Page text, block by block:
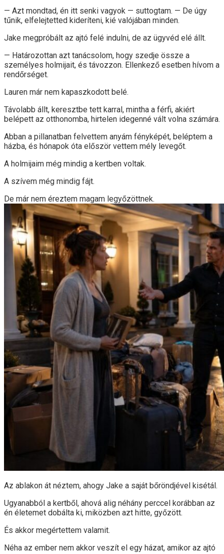
— Azt mondtad, én itt senki vagyok — suttogtam. — De úgy
tűnik, elfelejtetted kideríteni, kié valójában minden.
Jake megpróbált az ajtó felé indulni, de az ügyvéd elé állt.
— Határozottan azt tanácsolom, hogy szedje össze a
személyes holmijait, és távozzon. Ellenkező esetben hívom a
rendőrséget.
Lauren már nem kapaszkodott belé.
Távolabb állt, keresztbe tett karral, mintha a férfi, akiért
belépett az otthonomba, hirtelen idegenné vált volna számára.
Abban a pillanatban felvettem anyám fényképét, beléptem a
házba, és hónapok óta először vettem mély levegőt.
A holmijaim még mindig a kertben voltak.
A szívem még mindig fájt.
De már nem éreztem magam legyőzöttnek.
Az ablakon át néztem, ahogy Jake a saját bőröndjével kisétál.
Ugyanabból a kertből, ahová alig néhány perccel korábban az
én életemet dobálta ki, miközben azt hitte, győzött.
És akkor megértettem valamit.
Néha az ember nem akkor veszít el egy házat, amikor az ajtó